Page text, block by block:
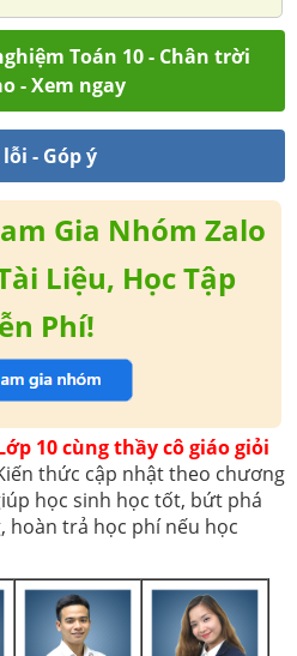
Toán 10 - Chân trời
- Xem ngay
- Góp ý
Gia Nhóm Zalo
Liệu, Học Tập
Phí!
10 cùng thầy cô giáo giỏi
thức cập nhật theo chương
học sinh học tốt, bứt phá
hoàn trả học phí nếu học